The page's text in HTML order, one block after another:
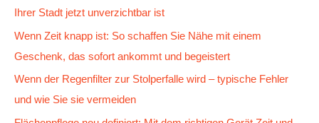
a
Ihrer Stadt jetzt unverzichtbar ist
Wenn Zeit knapp ist: So schaffen Sie Nähe mit einem
Geschenk, das sofort ankommt und begeistert
Wenn der Regenfilter zur Stolperfalle wird – typische Fehler
und wie Sie sie vermeiden